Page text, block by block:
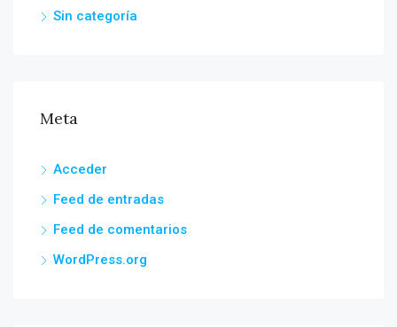
Sin categoría
Meta
Acceder
Feed de entradas
Feed de comentarios
WordPress.org